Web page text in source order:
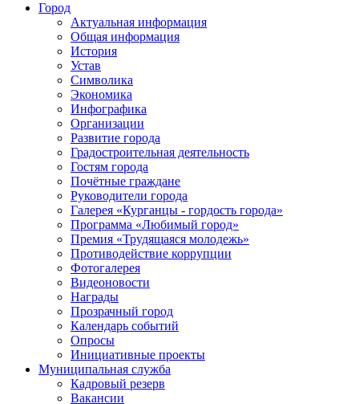
Город
Актуальная информация
Общая информация
История
Устав
Символика
Экономика
Инфографика
Организации
Развитие города
Градостроительная деятельность
Гостям города
Почётные граждане
Руководители города
Галерея «Курганцы - гордость города»
Программа «Любимый город»
Премия «Трудящаяся молодежь»
Противодействие коррупции
Фотогалерея
Видеоновости
Награды
Прозрачный город
Календарь событий
Опросы
Инициативные проекты
Муниципальная служба
Кадровый резерв
Вакансии